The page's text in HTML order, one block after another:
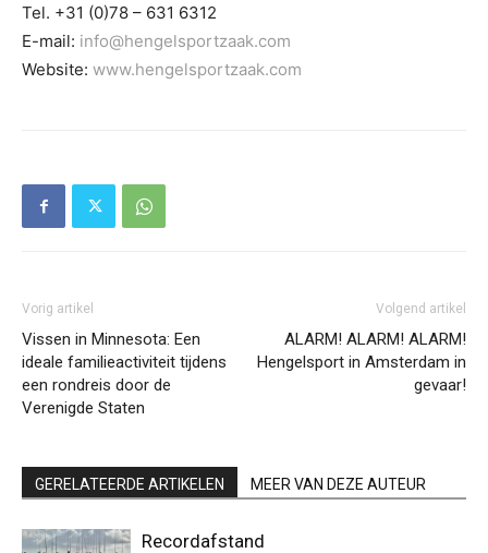
Tel. +31 (0)78 – 631 6312
E-mail: info@hengelsportzaak.com
Website: www.hengelsportzaak.com
Vorig artikel
Vissen in Minnesota: Een
ideale familieactiviteit tijdens
een rondreis door de
Verenigde Staten
Volgend artikel
ALARM! ALARM! ALARM!
Hengelsport in Amsterdam in
gevaar!
GERELATEERDE ARTIKELEN MEER VAN DEZE AUTEUR
Recordafstand